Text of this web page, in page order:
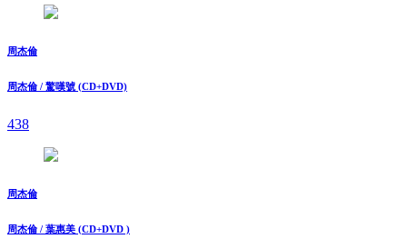
周杰倫
周杰倫 / 驚嘆號 (CD+DVD)
438
周杰倫
周杰倫 / 葉惠美 (CD+DVD )